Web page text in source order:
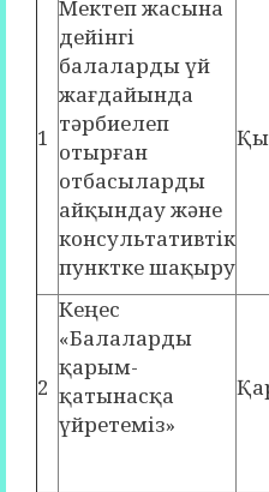
1
Мектеп жасына
дейінгі
балаларды үй
жағдайында
тәрбиелеп
отырған
отбасыларды
айқындау және
консультативтік
пунктке шақыру
2
Кеңес
«Балаларды
қарым-
қатынасқа
үйретеміз»